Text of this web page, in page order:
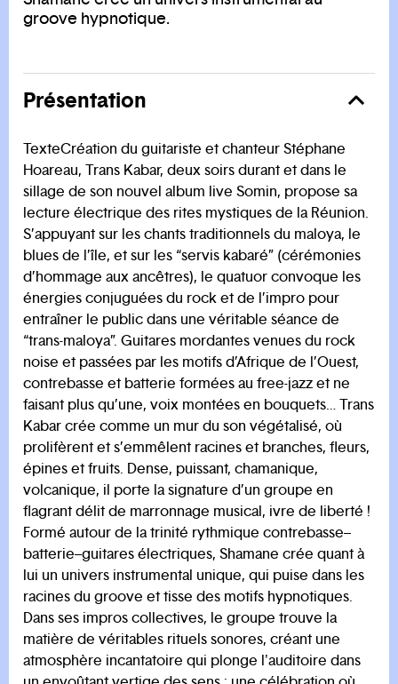
groove hypnotique.
Présentation
TexteCréation du guitariste et chanteur Stéphane
Hoareau, Trans Kabar, deux soirs durant et dans le
sillage de son nouvel album live Somin, propose sa
lecture électrique des rites mystiques de la Réunion.
S’appuyant sur les chants traditionnels du maloya, le
blues de l’île, et sur les “servis kabaré” (cérémonies
d’hommage aux ancêtres), le quatuor convoque les
énergies conjuguées du rock et de l’impro pour
entraîner le public dans une véritable séance de
“trans-maloya”. Guitares mordantes venues du rock
noise et passées par les motifs d’Afrique de l’Ouest,
contrebasse et batterie formées au free-jazz et ne
faisant plus qu’une, voix montées en bouquets… Trans
Kabar crée comme un mur du son végétalisé, où
prolifèrent et s’emmêlent racines et branches, fleurs,
épines et fruits. Dense, puissant, chamanique,
volcanique, il porte la signature d’un groupe en
flagrant délit de marronnage musical, ivre de liberté !
Formé autour de la trinité rythmique contrebasse–
batterie–guitares électriques, Shamane crée quant à
lui un univers instrumental unique, qui puise dans les
racines du groove et tisse des motifs hypnotiques.
Dans ses impros collectives, le groupe trouve la
matière de véritables rituels sonores, créant une
atmosphère incantatoire qui plonge l'auditoire dans